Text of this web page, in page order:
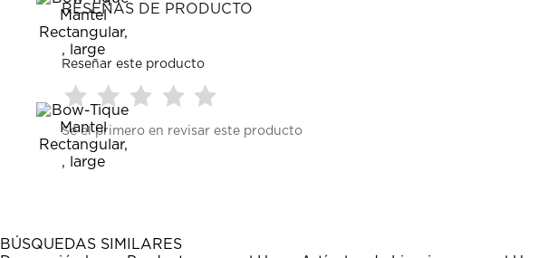
RESEÑAS DE PRODUCTO
Reseñar este producto
Seleccionar
para
calificar
el
estrella
Esta
Seleccionar
para
calificar
el
estrellas.
Esta
Seleccionar
para
calificar
estrellas.
Esta
para
estrellas.
Esta
para
Sé el primero en revisar este producto
BÚSQUEDAS SIMILARES